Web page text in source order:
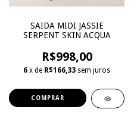
SAIDA MIDI JASSIE
SERPENT SKIN ACQUA
R$998,00
6 x de R$166,33 sem juros
COMPRAR